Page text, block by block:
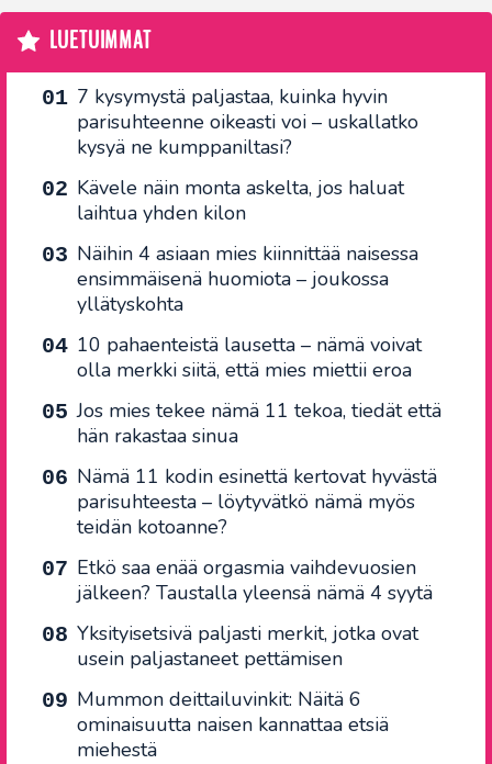
LUETUIMMAT
7 kysymystä paljastaa, kuinka hyvin
parisuhteenne oikeasti voi – uskallatko
kysyä ne kumppaniltasi?
Kävele näin monta askelta, jos haluat
laihtua yhden kilon
Näihin 4 asiaan mies kiinnittää naisessa
ensimmäisenä huomiota – joukossa
yllätyskohta
10 pahaenteistä lausetta – nämä voivat
olla merkki siitä, että mies miettii eroa
Jos mies tekee nämä 11 tekoa, tiedät että
hän rakastaa sinua
Nämä 11 kodin esinettä kertovat hyvästä
parisuhteesta – löytyvätkö nämä myös
teidän kotoanne?
Etkö saa enää orgasmia vaihdevuosien
jälkeen? Taustalla yleensä nämä 4 syytä
Yksityisetsivä paljasti merkit, jotka ovat
usein paljastaneet pettämisen
Mummon deittailuvinkit: Näitä 6
ominaisuutta naisen kannattaa etsiä
miehestä